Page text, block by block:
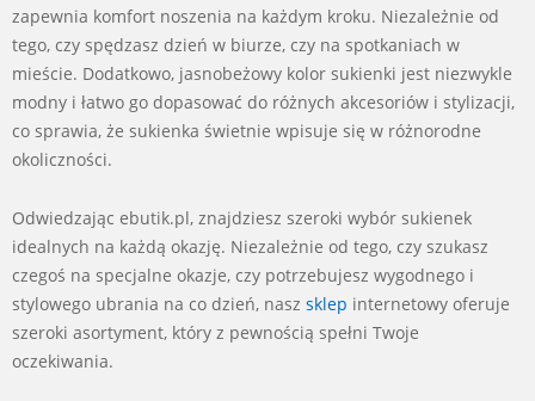
zapewnia komfort noszenia na każdym kroku. Niezależnie od
tego, czy spędzasz dzień w biurze, czy na spotkaniach w
mieście. Dodatkowo, jasnobeżowy kolor sukienki jest niezwykle
modny i łatwo go dopasować do różnych akcesoriów i stylizacji,
co sprawia, że sukienka świetnie wpisuje się w różnorodne
okoliczności.
Odwiedzając ebutik.pl, znajdziesz szeroki wybór sukienek
idealnych na każdą okazję. Niezależnie od tego, czy szukasz
czegoś na specjalne okazje, czy potrzebujesz wygodnego i
stylowego ubrania na co dzień, nasz sklep internetowy oferuje
szeroki asortyment, który z pewnością spełni Twoje
oczekiwania.